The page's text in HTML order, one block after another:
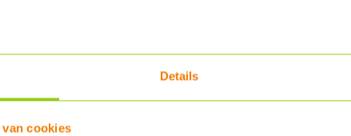
Details
van cookies